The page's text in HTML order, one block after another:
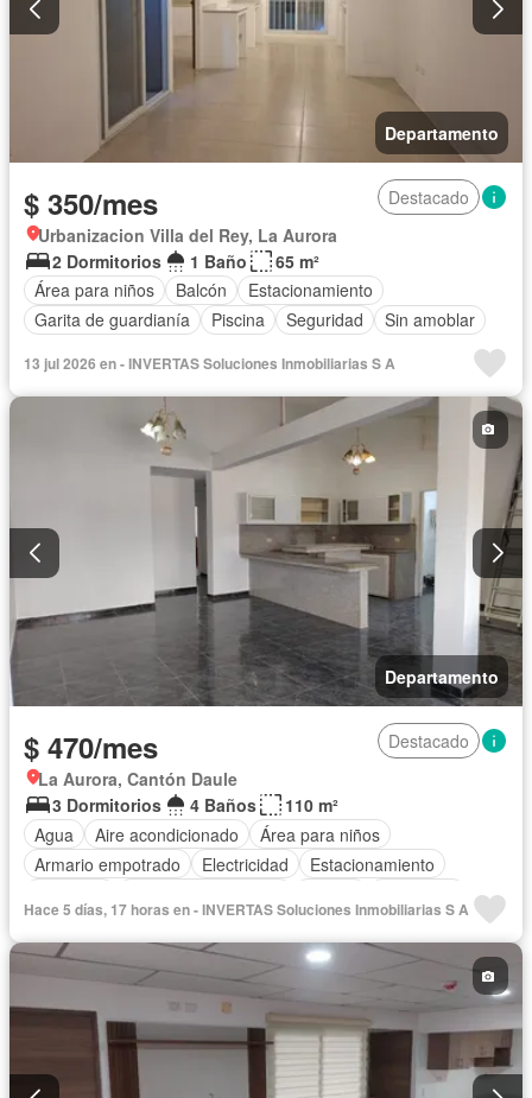
Departamento
$ 350/mes
Destacado
Urbanizacion Villa del Rey, La Aurora
2 Dormitorios
1 Baño
65 m²
Área para niños
Balcón
Estacionamiento
Garita de guardianía
Piscina Seguridad Sin amoblar
13 jul 2026 en - INVERTAS Soluciones Inmobiliarias S A
Departamento
$ 470/mes
Destacado
La Aurora, Cantón Daule
3 Dormitorios
4 Baños
110 m²
Agua
Aire acondicionado
Área para niños
Armario empotrado
Electricidad
Estacionamiento
Sin amoblar
Hace 5 días, 17 horas en - INVERTAS Soluciones Inmobiliarias S A